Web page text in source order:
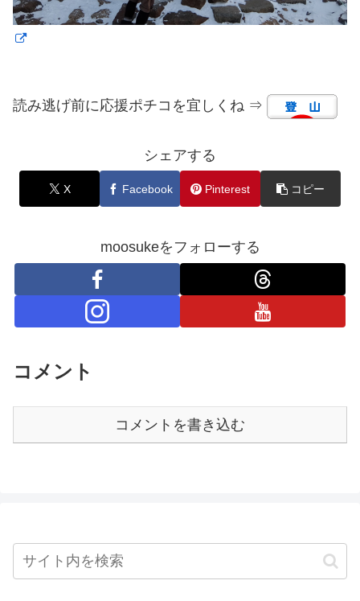
読み逃げ前に応援ポチコを宜しくね ⇒
シェアする
X Facebook Pinterest コピー
moosukeをフォローする
コメント
コメントを書き込む